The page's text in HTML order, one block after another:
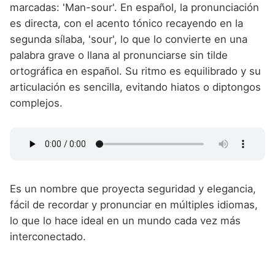
marcadas: 'Man-sour'. En español, la pronunciación
es directa, con el acento tónico recayendo en la
segunda sílaba, 'sour', lo que lo convierte en una
palabra grave o llana al pronunciarse sin tilde
ortográfica en español. Su ritmo es equilibrado y su
articulación es sencilla, evitando hiatos o diptongos
complejos.
Es un nombre que proyecta seguridad y elegancia,
fácil de recordar y pronunciar en múltiples idiomas,
lo que lo hace ideal en un mundo cada vez más
interconectado.